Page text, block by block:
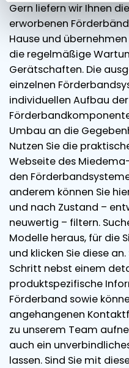
Gern liefern wir Ihnen
erworbenen
Hause und
die regelmäßige
Gerätschaften. Die
einzelnen
individuellen Aufbau
Umbau an die
Nutzen Sie die
Webseite des
den
anderem können Sie
und nach Zustand –
neuwertig – filtern.
Modelle heraus, für die
und klicken Sie diese
Schritt nebst einem
produktspezifische
Förderband sowie
angehangenen
zu unserem Team
auch ein
lassen. Sind Sie mit